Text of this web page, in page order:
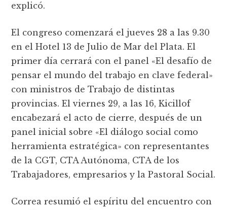
explicó.
El congreso comenzará el jueves 28 a las 9.30
en el Hotel 13 de Julio de Mar del Plata. El
primer día cerrará con el panel «El desafío de
pensar el mundo del trabajo en clave federal»
con ministros de Trabajo de distintas
provincias. El viernes 29, a las 16, Kicillof
encabezará el acto de cierre, después de un
panel inicial sobre «El diálogo social como
herramienta estratégica» con representantes
de la CGT, CTA Autónoma, CTA de los
Trabajadores, empresarios y la Pastoral Social.
Correa resumió el espíritu del encuentro con